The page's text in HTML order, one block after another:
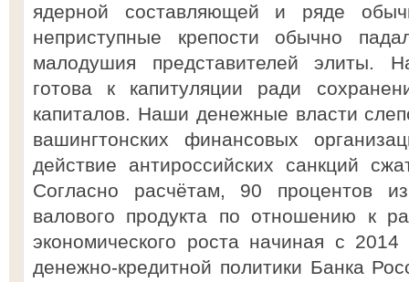
ядерной составляющей и ряде
неприступные крепости обычно
малодушия представителей элиты.
готова к капитуляции ради
капиталов. Наши денежные власти
вашингтонских финансовых
действие антироссийских санкций
Согласно расчётам, 90 процентов
валового продукта по отношению к
экономического роста начиная с
денежно-кредитной политики Банка